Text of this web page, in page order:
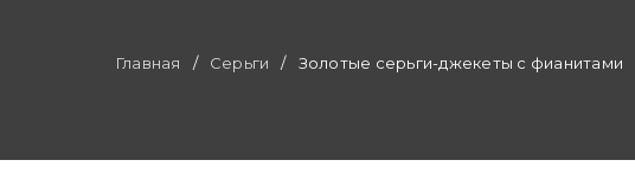
Главная / Серьги / Золотые серьги-джекеты с фианитами